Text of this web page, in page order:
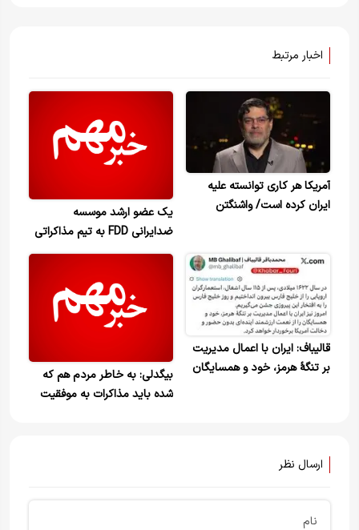
اخبار مرتبط
آمریکا هر کاری توانسته علیه
ایران کرده است/ واشنگتن
یک عضو ارشد موسسه
ضدایرانی FDD به تیم مذاکراتی
آمریکا پیوست
قالیباف: ایران با اعمال مدیریت
بر تنگهٔ هرمز، خود و همسایگان
بیگدلی: به خاطر مردم هم که
شده باید مذاکرات به موفقیت
ارسال نظر
نام